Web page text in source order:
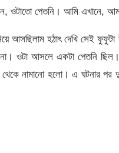
ওটাতো পেতনি। আমি এখানে,
আসছিলাম হঠাৎ দেখি সেই
ওটা আসলে একটা পেতনি ছিল।
নামানো হলো। এ ঘটনার পর